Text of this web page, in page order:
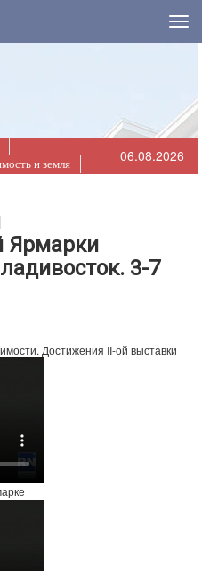
и земля
06.08.2026
Ярмарки
3-7
Достижения II-ой выставки